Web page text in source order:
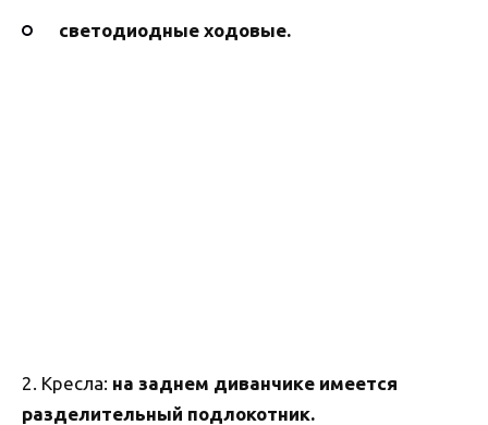
светодиодные ходовые.
2. Кресла: на заднем диванчике имеется
разделительный подлокотник.